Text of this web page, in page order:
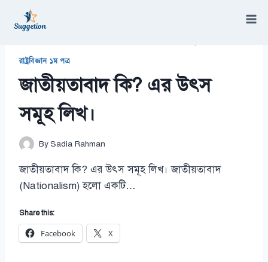
রাষ্ট্রবিজ্ঞান ১ম পত্র
জাতীয়তাবাদ কি? এর উৎস
সমূহ লিখ।
BySadia Rahman
জাতীয়তাবাদ কি? এর উৎস সমূহ লিখ। জাতীয়তাবাদ
(Nationalism) হলো একটি…
Share this:
Facebook X